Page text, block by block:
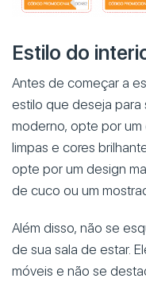
Estilo do
Antes de começar a
estilo que deseja para
moderno, opte por um
limpas e cores
opte por um design
de cuco ou um
Além disso, não se
de sua sala de estar.
móveis e não se